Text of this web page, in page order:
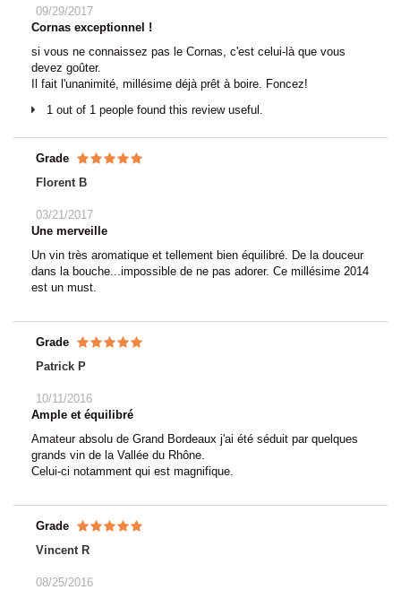
09/29/2017
Cornas exceptionnel !
si vous ne connaissez pas le Cornas, c'est celui-là que vous
devez goûter.
Il fait l'unanimité, millésime déjà prêt à boire. Foncez!
1 out of 1 people found this review useful.
Grade
Florent B
03/21/2017
Une merveille
Un vin très aromatique et tellement bien équilibré. De la douceur
dans la bouche...impossible de ne pas adorer. Ce millésime 2014
est un must.
Grade
Patrick P
10/11/2016
Ample et équilibré
Amateur absolu de Grand Bordeaux j'ai été séduit par quelques
grands vin de la Vallée du Rhône.
Celui-ci notamment qui est magnifique.
Grade
Vincent R
08/25/2016